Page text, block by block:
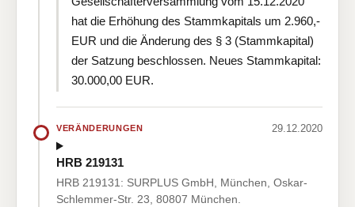
hat die Erhöhung des Stammkapitals um 2.960,-
EUR und die Änderung des § 3 (Stammkapital)
der Satzung beschlossen. Neues Stammkapital:
30.000,00 EUR.
VERÄNDERUNGEN 29.12.2020
HRB 219131
HRB 219131: SURPLUS GmbH, München, Oskar-
Schlemmer-Str. 23, 80807 München.